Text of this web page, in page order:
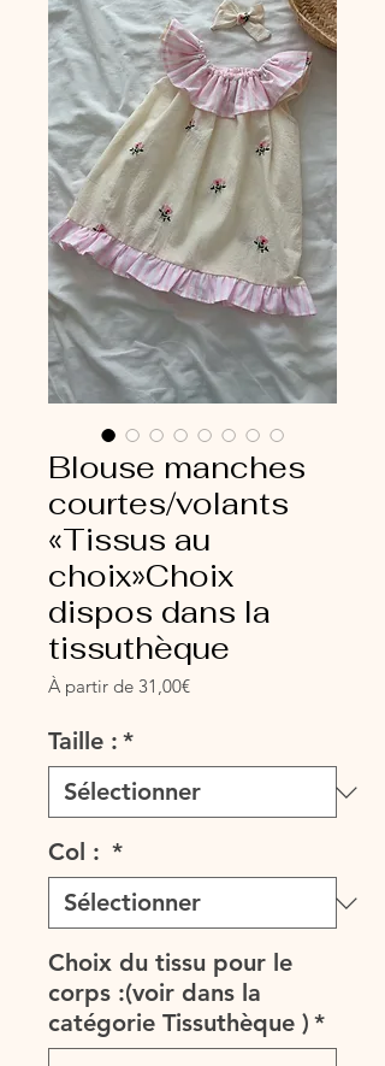
Blouse manches
courtes/volants
«Tissus au
choix»Choix
dispos dans la
tissuthèque
À partir de 31,00€Prix
Taille : *
Col : *
Choix du tissu pour le
corps :(voir dans la
catégorie Tissuthèque ) *